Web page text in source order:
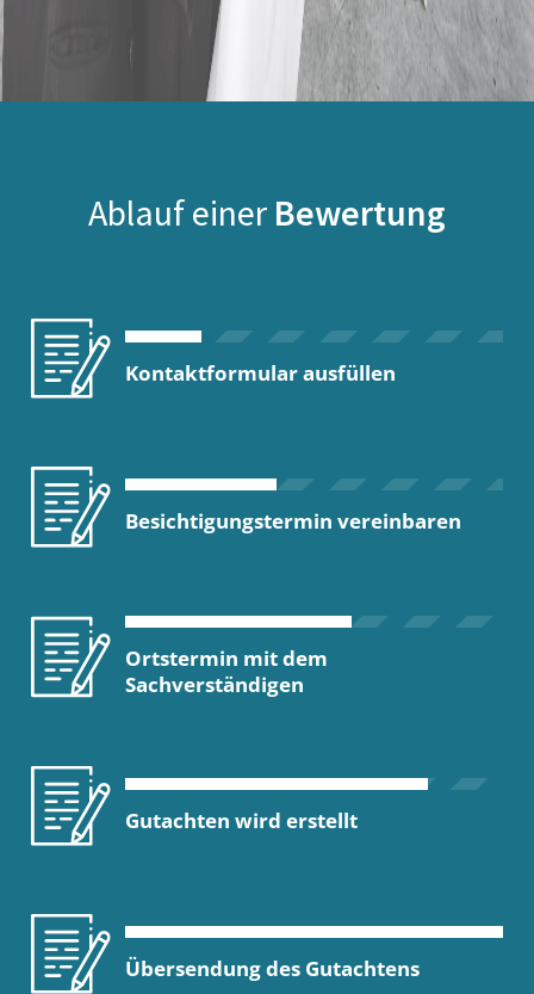
Ablauf einer Bewertung
Kontaktformular ausfüllen
Besichtigungstermin vereinbaren
Ortstermin mit dem
Sachverständigen
Gutachten wird erstellt
Übersendung des Gutachtens